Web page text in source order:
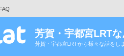
FAQ
芳賀・宇都宮LRT
芳賀・宇都宮LRTから様々な話をし